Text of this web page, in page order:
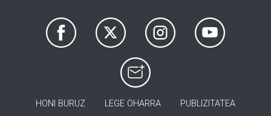
HONI BURUZ LEGE OHARRA PUBLIZITATEA